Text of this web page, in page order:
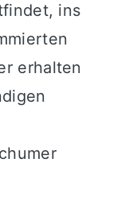
ins
erhalten